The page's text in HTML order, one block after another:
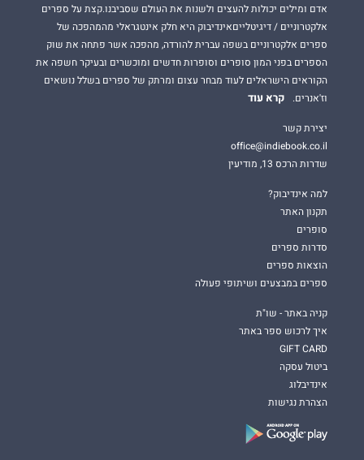
אדם ומילים יכולות להעצים ולשנות את העולם שסביבנו.קצת על ספרים
אלקטרוניים / דיגיטלייםאינדיבוק היא חלק אינטגראלי מהמהפכה של
ספרים אלקטרוניים בשפה עברית להורדה, מהפכה אשר פתחה את שוק
הספרים בפני המון סופרים וסופרות חדשים ומוכשרים ובעיקר חשפה את
הקוראים הישראלים לעוד מבחר עצום ומרתק של ספרים בשלל נושאים
וז'אנרים.
קרא עוד
יצירת קשר
office@indiebook.co.il
שדרות הרכס 13, מודיעין
למה אינדיבוק?
תקנון האתר
סופרים
סדרות ספרים
הוצאות ספרים
ספרים במבצעים ושיתופי פעולה
קניה באתר - שו"ת
איך לרכוש ספר באתר
GIFT CARD
ביטול עסקה
אינדיבלוג
הצהרת נגישות